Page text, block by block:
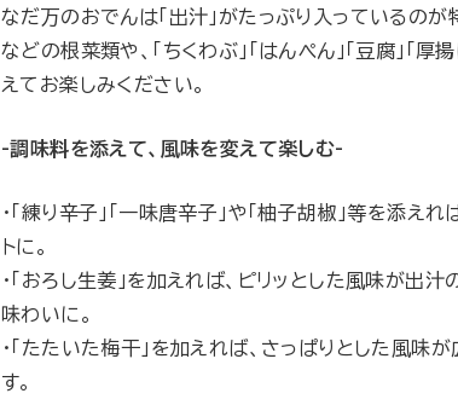
なだ万のおでんは「出汁」がたっぷり入っているのが特
などの根菜類や、「ちくわぶ」「はんぺん」「豆腐」「
えてお楽しみください。
-調味料を添えて、風味を変えて楽しむ-
・「練り辛子」「一味唐辛子」や「柚子胡椒」等を添え
トに。
・「おろし生姜」を加えれば、ピリッとした風味が出
味わいに。
・「たたいた梅干」を加えれば、さっぱりとした風味
す。